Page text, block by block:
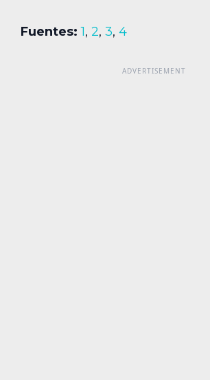
Fuentes: 1, 2, 3, 4